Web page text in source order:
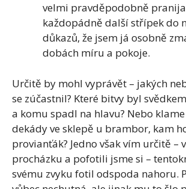
velmi pravděpodobně
každopádně další střípek do
důkazů, že jsem já osobně
dobách míru a pokoje.
Určitě by mohl vyprávět – jakých
se zúčastnil? Které bitvy byl
a komu spadl na hlavu? Nebo
dekády ve sklepě u brambor, kam
provianťák? Jedno však vím určitě –
procházku a pofotili jsme si –
svému zvyku fotil odspoda nahoru.